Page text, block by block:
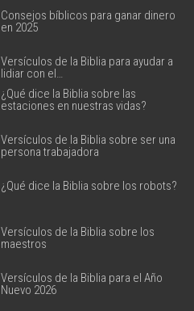
Consejos bíblicos para ganar dinero
en 2025
Versículos de la Biblia para ayudar a
lidiar con el…
¿Qué dice la Biblia sobre las
estaciones en nuestras vidas?
Versículos de la Biblia sobre ser una
persona trabajadora
¿Qué dice la Biblia sobre los robots?
Versículos de la Biblia sobre los
maestros
Versículos de la Biblia para el Año
Nuevo 2026